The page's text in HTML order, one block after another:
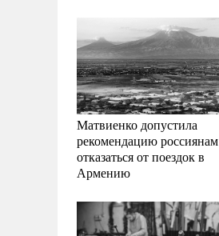
Матвиенко допустила
рекомендацию россиянам
отказаться от поездок в
Армению